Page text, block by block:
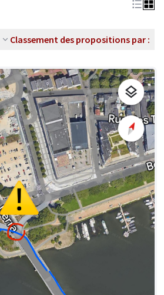
Classement des propositions par :